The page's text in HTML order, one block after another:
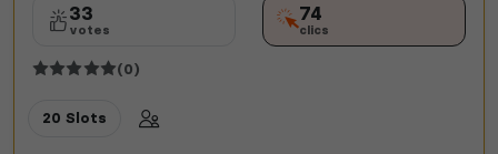
33
votes
74
clics
(0)
20 Slots